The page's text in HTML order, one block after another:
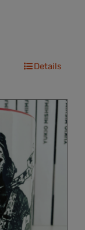
Details